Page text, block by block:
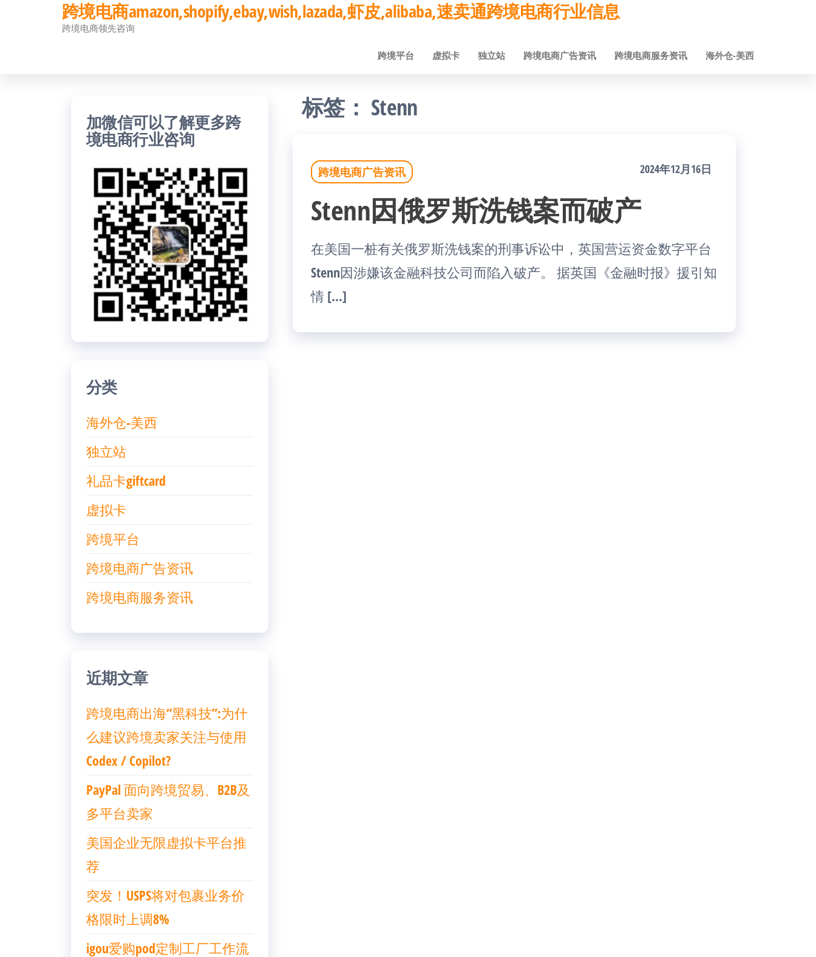
跨境电商amazon,shopify,ebay,wish,lazada,虾皮,alibaba,速卖通跨境电商行业信息
跨境电商领先咨询
跨境平台 虚拟卡 独立站 跨境电商广告资讯 跨境电商服务资讯 海外仓-美西
标签： Stenn
跨境电商广告资讯 2024年12月16日
Stenn因俄罗斯洗钱案而破产
在美国一桩有关俄罗斯洗钱案的刑事诉讼中，英国营运资金数字平台
Stenn因涉嫌该金融科技公司而陷入破产。 据英国《金融时报》援引知
情 […]
加微信可以了解更多跨
境电商行业咨询
分类
海外仓-美西
独立站
礼品卡giftcard
虚拟卡
跨境平台
跨境电商广告资讯
跨境电商服务资讯
近期文章
跨境电商出海“黑科技”:为什
么建议跨境卖家关注与使用
Codex / Copilot?
PayPal 面向跨境贸易、B2B及
多平台卖家
美国企业无限虚拟卡平台推
荐
突发！USPS将对包裹业务价
格限时上调8%
igou爱购pod定制工厂工作流